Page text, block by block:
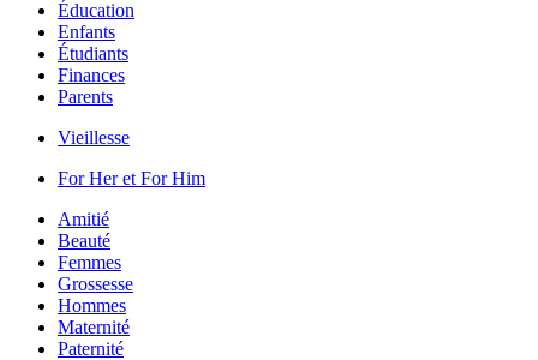
Éducation
Enfants
Étudiants
Finances
Parents
Vieillesse
For Her et For Him
Amitié
Beauté
Femmes
Grossesse
Hommes
Maternité
Paternité